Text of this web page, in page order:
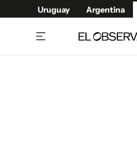
Uruguay Argentina